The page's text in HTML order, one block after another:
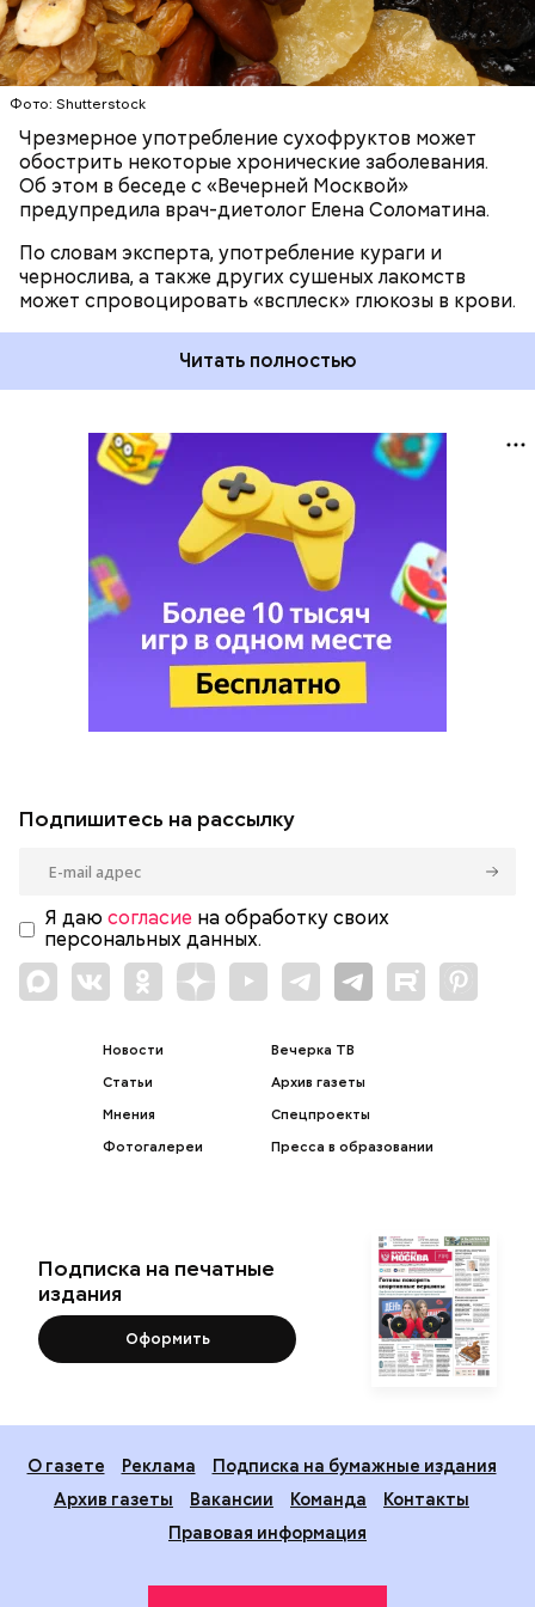
Фото: Shutterstock
Чрезмерное употребление сухофруктов может
обострить некоторые хронические заболевания.
Об этом в беседе с «Вечерней Москвой»
предупредила врач-диетолог Елена Соломатина.
По словам эксперта, употребление кураги и
чернослива, а также других сушеных лакомств
может спровоцировать «всплеск» глюкозы в крови.
Читать полностью
Подпишитесь на рассылку
Я даю согласие на обработку своих
персональных данных.
Новости
Статьи
Мнения
Фотогалереи
Вечерка ТВ
Архив газеты
Спецпроекты
Пресса в образовании
Подписка на печатные
издания
Оформить
О газете Реклама
Подписка на бумажные издания
Архив газеты
Вакансии Команда
Контакты
Правовая информация